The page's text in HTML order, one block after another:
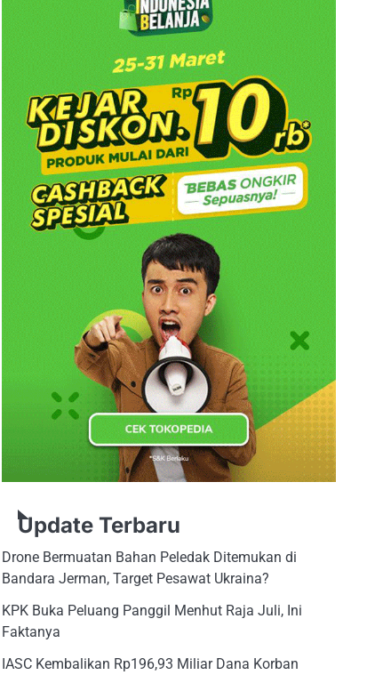
Update Terbaru
Drone Bermuatan Bahan Peledak Ditemukan di
Bandara Jerman, Target Pesawat Ukraina?
KPK Buka Peluang Panggil Menhut Raja Juli, Ini
Faktanya
IASC Kembalikan Rp196,93 Miliar Dana Korban